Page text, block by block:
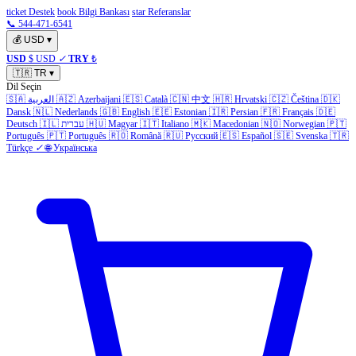
ticket Destek book Bilgi Bankası star Referanslar
📞 544-471-6541
💰 USD ▾
USD $ USD ✓ TRY ₺
🇹🇷 TR ▾
Dil Seçin
🇸🇦 العربية 🇦🇿 Azerbaijani 🇪🇸 Català 🇨🇳 中文 🇭🇷 Hrvatski 🇨🇿 Čeština 🇩🇰
Dansk 🇳🇱 Nederlands 🇬🇧 English 🇪🇪 Estonian 🇮🇷 Persian 🇫🇷 Français 🇩🇪
Deutsch 🇮🇱 עברית 🇭🇺 Magyar 🇮🇹 Italiano 🇲🇰 Macedonian 🇳🇴 Norwegian 🇵🇹
Português 🇵🇹 Português 🇷🇴 Română 🇷🇺 Русский 🇪🇸 Español 🇸🇪 Svenska 🇹🇷
Türkçe ✓ 🌐 Українська